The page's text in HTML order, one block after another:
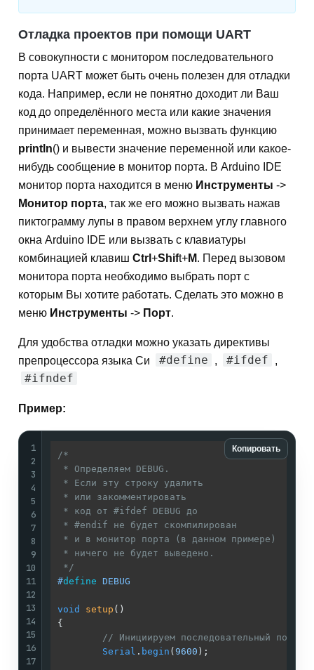
Отладка проектов при помощи UART
В совокупности с монитором последовательного
порта UART может быть очень полезен для отладки
кода. Например, если не понятно доходит ли Ваш
код до определённого места или какие значения
принимает переменная, можно вызвать функцию
println() и вывести значение переменной или какое-
нибудь сообщение в монитор порта. В Arduino IDE
монитор порта находится в меню Инструменты ->
Монитор порта, так же его можно вызвать нажав
пиктограмму лупы в правом верхнем углу главного
окна Arduino IDE или вызвать с клавиатуры
комбинацией клавиш Ctrl +Shift+M. Перед вызовом
монитора порта необходимо выбрать порт с
которым Вы хотите работать. Сделать это можно в
меню Инструменты -> Порт.
Для удобства отладки можно указать директивы
препроцессора языка Си
#define , #ifdef ,
#ifndef
Пример:
Копировать
1
2
3
4
5
6
7
8
9
10
11
12
13
14
15
16
17
/*
* Определяем DEBUG.
* Если эту строку удалить
* или закомментировать
* код от #ifdef DEBUG до
* #endif не будет скомпилирован
* и в монитор порта (в данном примере)
* ничего не будет выведено.
*/
#define DEBUG
void setup ()
{
// Инициируем последовательный порт
Serial . begin ( 9600 );